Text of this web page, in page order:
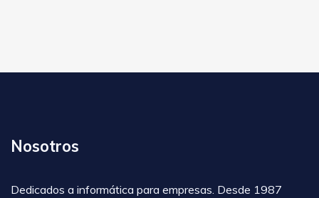
Nosotros
Dedicados a informática para empresas. Desde 1987